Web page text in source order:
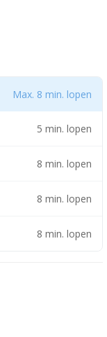
en
ca. 12 tot 14
Haag, Schiphol
en 385)
Max. 8 min. lopen
5 min. lopen
8 min. lopen
8 min. lopen
8 min. lopen